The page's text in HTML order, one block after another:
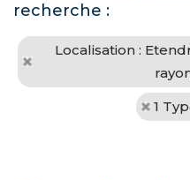
recherche :
Localisation :
1